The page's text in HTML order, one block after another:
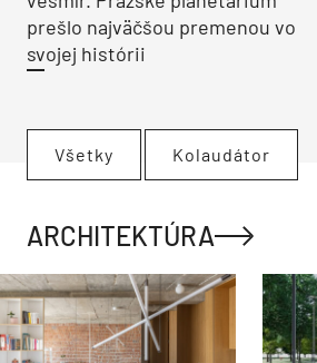
prešlo najväčšou premenou vo
svojej histórii
Všetky Kolaudátor
ARCHITEKTÚRA